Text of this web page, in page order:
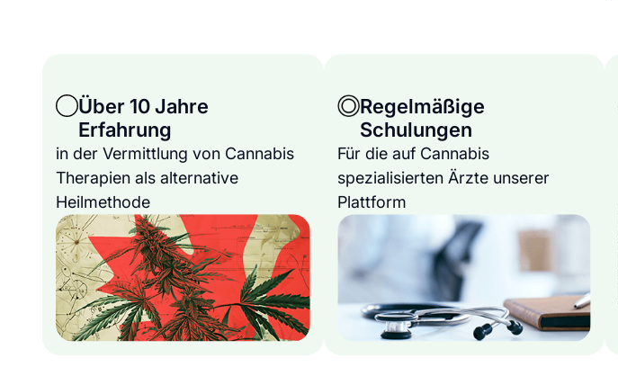
Über 10 Jahre
Erfahrung
in der Vermittlung von Cannabis
Therapien als alternative
Heilmethode
Regelmäßige
Schulungen
Für die auf Cannabis
spezialisierten Ärzte unserer
Plattform